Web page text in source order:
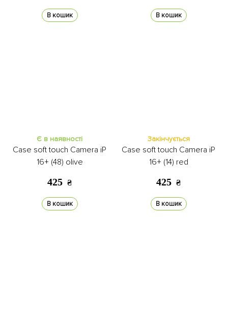
В кошик В кошик
Є в наявності
Case soft touch Camera iP
16+ (48) olive
425 ₴
В кошик
Закінчується
Case soft touch Camera iP
16+ (14) red
425 ₴
В кошик